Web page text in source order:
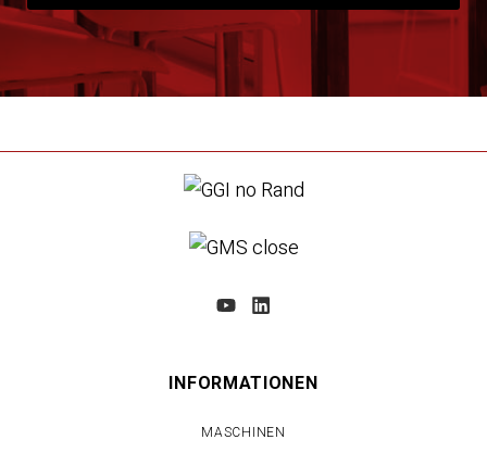
INFORMATIONEN
MASCHINEN